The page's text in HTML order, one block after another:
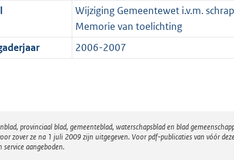
Wijziging Gemeentewet i.v.m.
Memorie van toelichting
2006-2007
provinciaal blad, gemeenteblad, waterschapsblad en blad
zover ze na 1 juli 2009 zijn uitgegeven. Voor pdf-publicaties van vóór
aangeboden.